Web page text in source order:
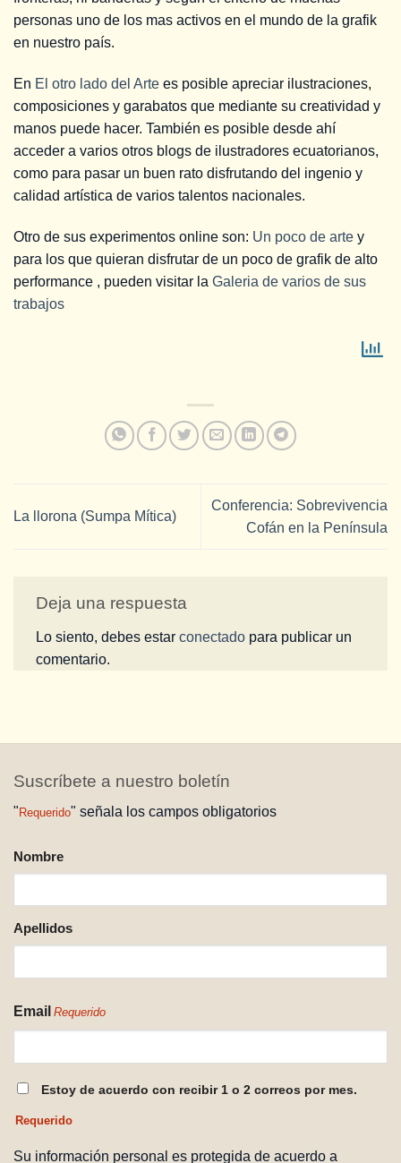
personas uno de los mas activos en el mundo de la grafik
en nuestro país.
En El otro lado del Arte es posible apreciar ilustraciones,
composiciones y garabatos que mediante su creatividad y
manos puede hacer. También es posible desde ahí
acceder a varios otros blogs de ilustradores ecuatorianos,
como para pasar un buen rato disfrutando del ingenio y
calidad artística de varios talentos nacionales.
Otro de sus experimentos online son: Un poco de arte y
para los que quieran disfrutar de un poco de grafik de alto
performance , pueden visitar la Galeria de varios de sus
trabajos
La llorona (Sumpa Mítica)
Conferencia: Sobrevivencia
Cofán en la Península
Deja una respuesta
Lo siento, debes estar conectado para publicar un
comentario.
Suscríbete a nuestro boletín
" Requerido" señala los campos obligatorios
NOMBRE
REQUERIDO
Nombre
Apellidos
Email Requerido
CONSENTIMIENTO
Estoy de acuerdo con recibir 1 o 2 correos por mes.
Requerido
Su información personal es protegida de acuerdo a